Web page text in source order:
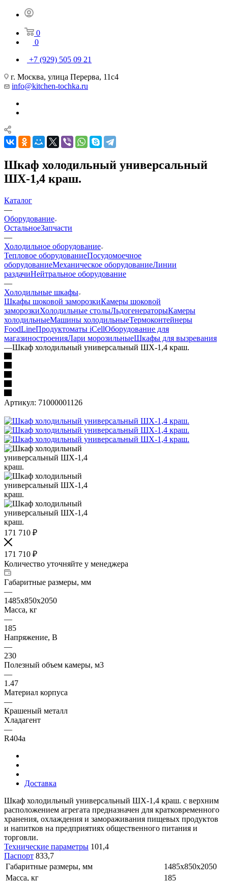
0
0
+7 (929) 505 09 21
г. Москва, улица Перерва, 11с4
info@kitchen-tochka.ru
Шкаф холодильный универсальный
ШХ-1,4 краш.
Каталог
—
Оборудование
ОстальноеЗапчасти
—
Холодильное оборудование
Тепловое оборудованиеПосудомоечное
оборудованиеМеханическое оборудованиеЛинии
раздачиНейтральное оборудование
—
Холодильные шкафы
Шкафы шоковой заморозкиКамеры шоковой
заморозкиХолодильные столыЛьдогенераторыКамеры
холодильныеМашины холодильныеТермоконтейнеры
FoodLineПродуктоматы iCellОборудование для
магазиностроенияЛари морозильныеШкафы для вызревания
—Шкаф холодильный универсальный ШХ-1,4 краш.
Артикул: 71000001126
171 710 ₽
171 710 ₽
Количество уточняйте у менеджера
Габаритные размеры, мм
—
1485х850х2050
Масса, кг
—
185
Напряжение, В
—
230
Полезный объем камеры, м3
—
1.47
Материал корпуса
—
Крашеный металл
Хладагент
—
R404а
Доставка
Шкаф холодильный универсальный ШХ-1,4 краш. с верхним
расположением агрегата предназначен для кратковременного
хранения, охлаждения и замораживания пищевых продуктов
и напитков на предприятиях общественного питания и
торговли.
Технические параметры 101,4
Паспорт 833,7
Габаритные размеры, мм
1485х850х2050
Масса, кг
185